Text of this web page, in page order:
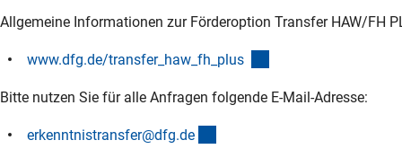
Allgemeine Informationen zur Förderoption Transfer HAW/FH
www.dfg.de/transfer_haw_fh_plus
Bitte nutzen Sie für alle Anfragen folgende E-Mail-Adresse:
erkenntnistransfer@dfg.de